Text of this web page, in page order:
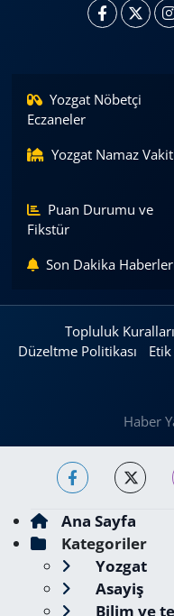
Yozgat Nöbetçi
Eczaneler
Yozgat Namaz
Puan Durumu ve
Fikstür
Son Dakika
Topluluk Kuralları
Düzeltme Politikası
Haber
Ana Sayfa
Kategoriler
Yozgat
Asayiş
Bilim ve